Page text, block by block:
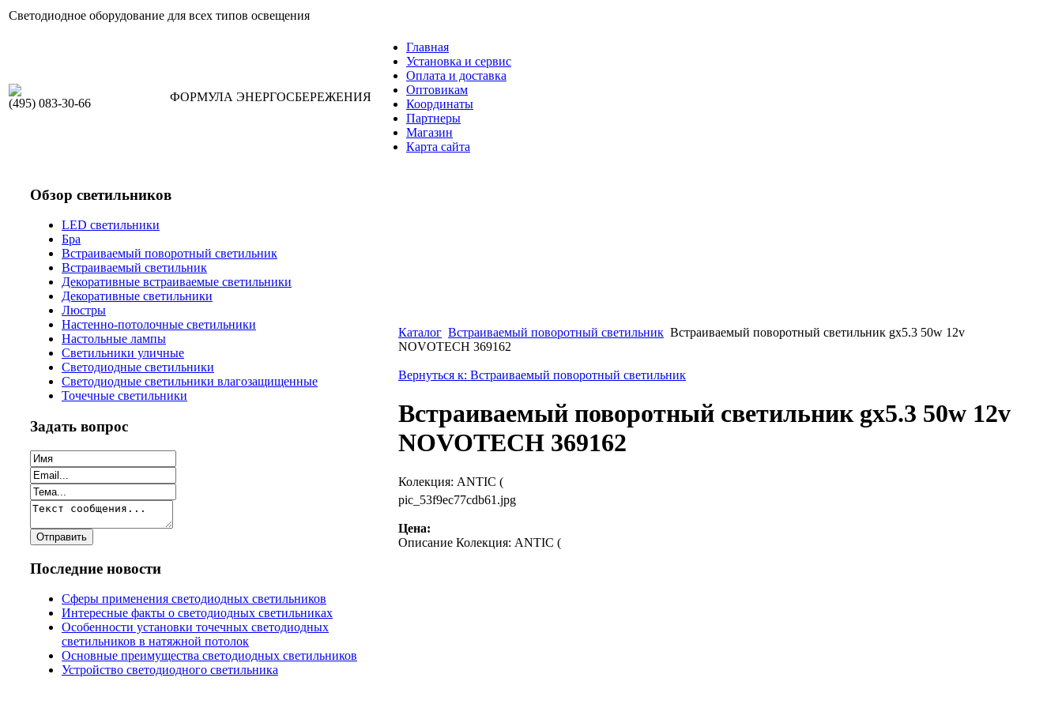
Светодиодное оборудование для всех типов освещения
(495) 083-30-66 ФОРМУЛА ЭНЕРГОСБЕРЕЖЕНИЯ
Главная
Установка и сервис
Оплата и доставка
Оптовикам
Координаты
Партнеры
Магазин
Карта сайта
Обзор светильников
LED светильники
Бра
Встраиваемый поворотный светильник
Встраиваемый светильник
Декоративные встраиваемые светильники
Декоративные светильники
Люстры
Настенно-потолочные светильники
Настольные лампы
Светильники уличные
Светодиодные светильники
Светодиодные светильники влагозащищенные
Точечные светильники
Задать вопрос
Последние новости
Сферы применения светодиодных светильников
Интересные факты о светодиодных светильниках
Особенности установки точечных светодиодных
светильников в натяжной потолок
Основные преимущества светодиодных светильников
Устройство светодиодного светильника
Каталог Встраиваемый поворотный светильник Встраиваемый поворотный светильник gx5.3 50w 12v
NOVOTECH 369162
Вернуться к: Встраиваемый поворотный светильник
Встраиваемый поворотный светильник gx5.3 50w 12v
NOVOTECH 369162
Колекция: ANTIC (
pic_53f9ec77cdb61.jpg
Цена:
Описание Колекция: ANTIC (